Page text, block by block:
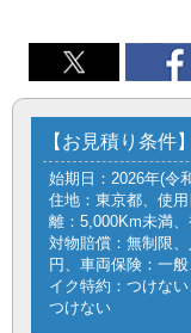
【お見積り条件】
始期日：2026年(令
住地：東京都、使
離：5,000Km未満
対物賠償：無制限
円、車両保険：一
イク特約：つけな
つけない